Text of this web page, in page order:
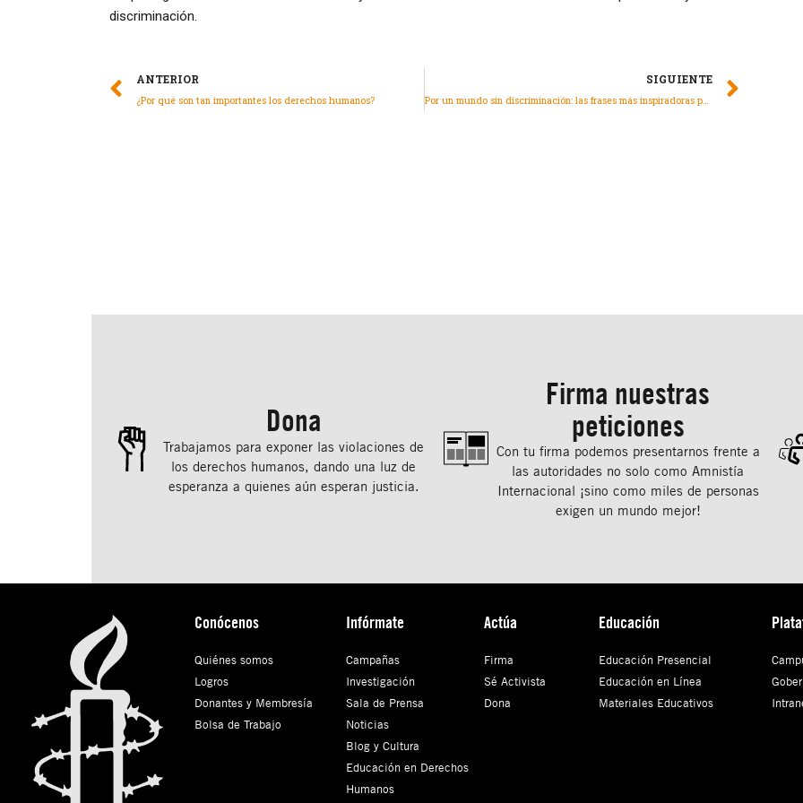
discriminación.
ANTERIOR
¿Por qué son tan importantes los derechos humanos?
SIGUIENTE
Por un mundo sin discriminación: las frases más inspiradoras para promover la igualdad
Dona
Trabajamos para exponer las violaciones de
los derechos humanos, dando una luz de
esperanza a quienes aún esperan justicia.
Firma nuestras
peticiones
Con tu ﬁrma podemos presentarnos frente a
las autoridades no solo como Amnistía
Internacional ¡sino como miles de personas
exigen un mundo mejor!
Conócenos
Quiénes somos
Logros
Donantes y Membresía
Bolsa de Trabajo
Infórmate
Campañas
Investigación
Sala de Prensa
Noticias
Blog y Cultura
Educación en Derechos
Humanos
Actúa
Firma
Sé Activista
Dona
Educación
Educación Presencial
Educación en Línea
Materiales Educativos